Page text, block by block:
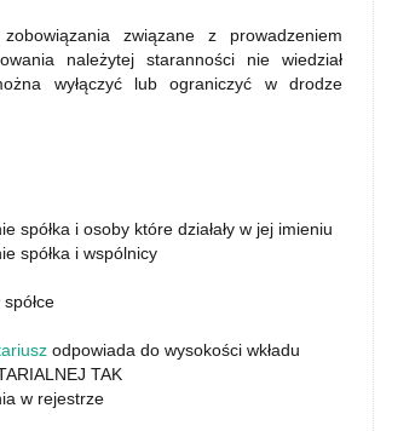
związane z prowadzeniem
należytej staranności nie wiedział
wyłączyć lub ograniczyć w drodze
spółka i osoby które działały w jej imieniu
spółka i wspólnicy
odpowiada do wysokości wkładu
TAK
w rejestrze